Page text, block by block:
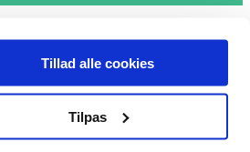
Tillad alle cookies
Tilpas